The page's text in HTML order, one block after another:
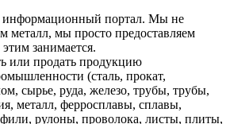
портал. Мы не
металл, мы просто предоставляем
занимается.
или продать продукцию
(сталь, прокат,
сырье, руда, железо, трубы, трубы,
металл, ферросплавы, сплавы,
рулоны, проволока, листы, плиты,